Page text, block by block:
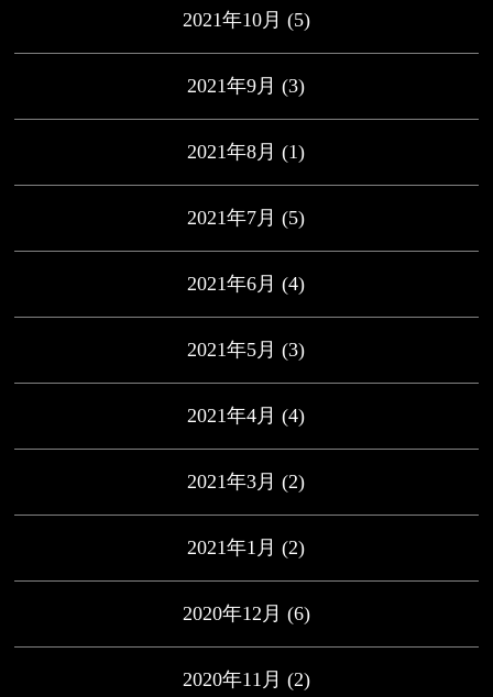
2021年10月 (5)
2021年9月 (3)
2021年8月 (1)
2021年7月 (5)
2021年6月 (4)
2021年5月 (3)
2021年4月 (4)
2021年3月 (2)
2021年1月 (2)
2020年12月 (6)
2020年11月 (2)